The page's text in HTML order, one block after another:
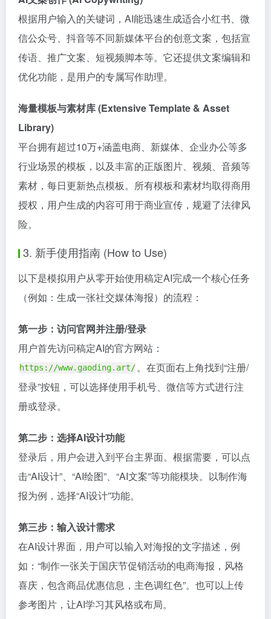
根据用户输入的关键词，AI能迅速生成适合小红书、微
信公众号、抖音等不同新媒体平台的创意文案，包括宣
传语、推广文案、短视频脚本等。它还提供文案编辑和
优化功能，是用户的专属写作助理。
海量模板与素材库 (Extensive Template & Asset
Library)
平台拥有超过10万+涵盖电商、新媒体、企业办公等多
行业场景的模板，以及丰富的正版图片、视频、音频等
素材，每日更新热点模板。所有模板和素材均取得商用
授权，用户生成的内容可用于商业宣传，规避了法律风
险。
3. 新手使用指南 (How to Use)
以下是模拟用户从零开始使用稿定AI完成一个核心任务
（例如：生成一张社交媒体海报）的流程：
第一步：访问官网并注册/登录
用户首先访问稿定AI的官方网站：
https://www.gaoding.art/。在页面右上角找到“注册/
登录”按钮，可以选择使用手机号、微信等方式进行注
册或登录。
第二步：选择AI设计功能
登录后，用户会进入到平台主界面。根据需要，可以点
击“AI设计”、“AI绘图”、“AI文案”等功能模块。以制作海
报为例，选择“AI设计”功能。
第三步：输入设计需求
在AI设计界面，用户可以输入对海报的文字描述，例
如：“制作一张关于国庆节促销活动的电商海报，风格
喜庆，包含商品优惠信息，主色调红色”。也可以上传
参考图片，让AI学习其风格或布局。